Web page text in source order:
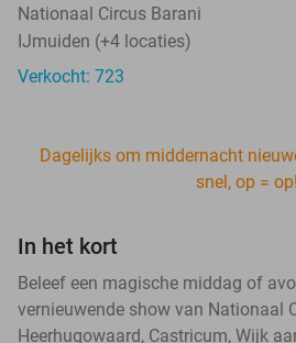
Nationaal Circus Barani
IJmuiden (+4 locaties)
Verkocht: 723
Dagelijks om middernacht
snel, op = op!
In het kort
Beleef een magische middag of
vernieuwende show van Nationaal
Heerhugowaard, Castricum, Wijk